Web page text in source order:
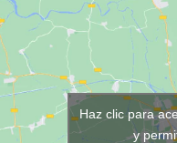
con cierre de corchetes,
cuello de 48 cm, medidas de
145 × 118 cm y está
en varios colores(Negro,
Marrón, Gris Plata, Azul y
Fucsia). Su tejido ligero y
resistente garantiza
Haz clic para
y